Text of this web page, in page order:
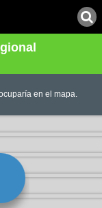
en el mapa.